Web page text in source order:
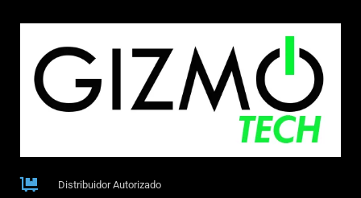
Distribuidor Autorizado